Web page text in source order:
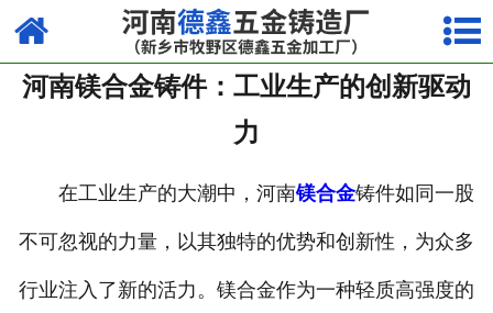
网站首页
走进我们
荣誉资质
厂容厂貌
河南镁合金铸件：工业生产的创新驱动
力
在工业生产的大潮中，河南镁合金铸件如同一股
不可忽视的力量，以其独特的优势和创新性，为众多
行业注入了新的活力。镁合金作为一种轻质高强度的